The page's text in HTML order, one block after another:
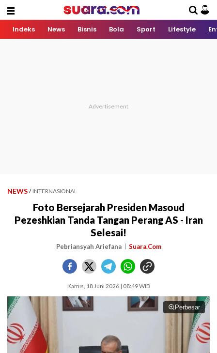
Indeks News Bisnis Bola Sport Lifestyle
NEWS / INTERNASIONAL
Foto Bersejarah Presiden Masoud
Pezeshkian Tanda Tangan Perang AS - Iran
Selesai!
Pebriansyah Ariefana Suara.Com
Kamis, 18 Juni 2026 | 08:49 WIB
Perbesar